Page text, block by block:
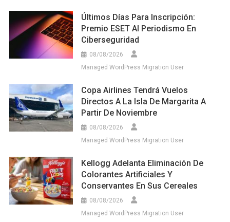
Últimos Días Para Inscripción:
Premio ESET Al Periodismo En
Ciberseguridad
08/08/2026
Managed WordPress Migration User
Copa Airlines Tendrá Vuelos
Directos A La Isla De Margarita A
Partir De Noviembre
08/08/2026
Managed WordPress Migration User
Kellogg Adelanta Eliminación De
Colorantes Artificiales Y
Conservantes En Sus Cereales
08/08/2026
Managed WordPress Migration User